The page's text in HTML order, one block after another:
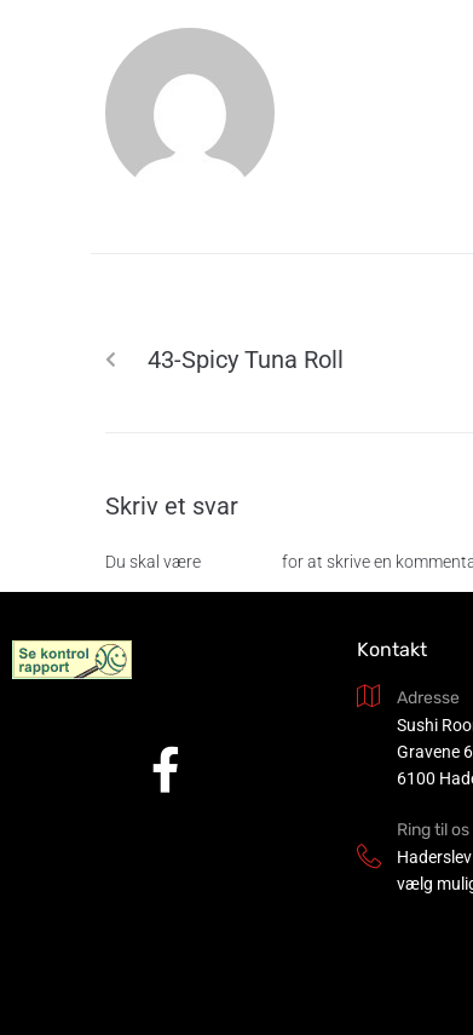
43-Spicy Tuna Roll
Skriv et svar
Du skal være for at skrive en
Kontakt
Adresse
Sushi
Gravene
6100
Ring til os
Haderslev
vælg